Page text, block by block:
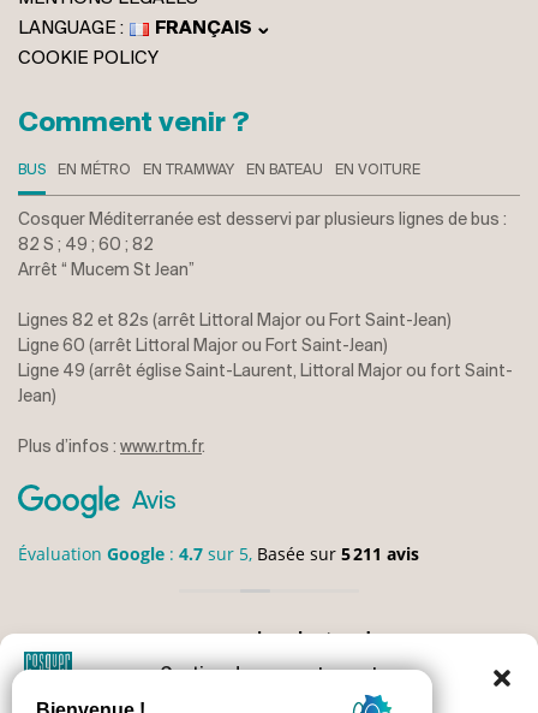
Gestion du consentement
FRANÇAIS
ENGLISH
DEUTSCH
COOKIE POLICY
Comment venir ?
BUS EN MÉTRO EN TRAMWAY EN BATEAU EN VOITURE
Cosquer Méditerranée est desservi par plusieurs lignes de bus :
82 S ; 49 ; 60 ; 82
Arrêt “ Mucem St Jean”
Lignes 82 et 82s (arrêt Littoral Major ou Fort Saint-Jean)
Ligne 60 (arrêt Littoral Major ou Fort Saint-Jean)
Ligne 49 (arrêt église Saint-Laurent, Littoral Major ou fort Saint-
Jean)
Plus d’infos : www.rtm.fr.
Avis
monique bertrand
2024-04-03
Évaluation Google : 4.7 sur 5, Basée sur 5 211 avis